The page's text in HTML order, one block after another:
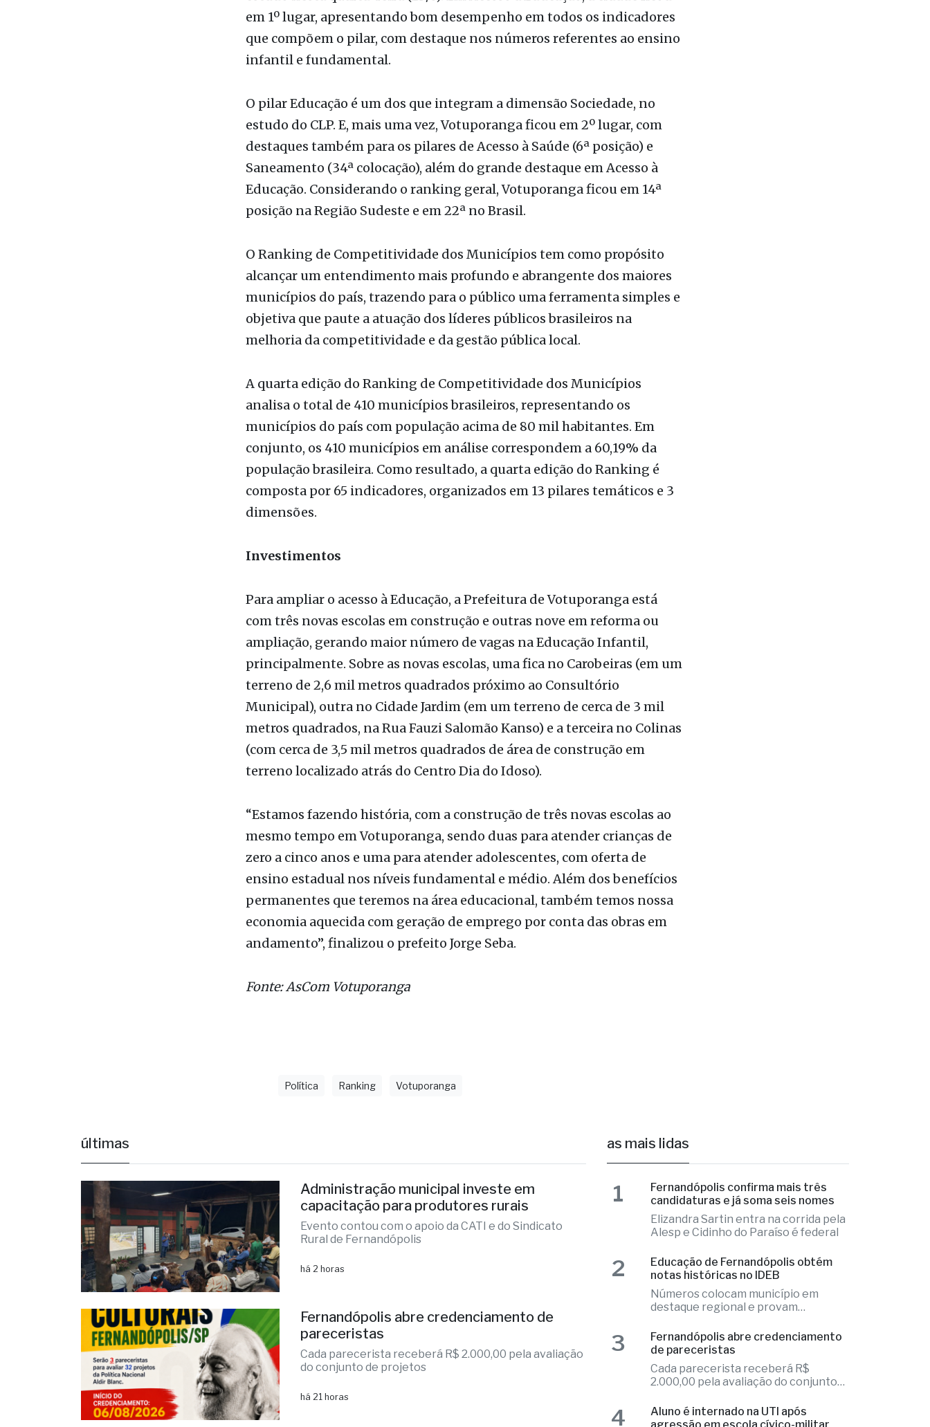
Votuporanga mais uma vez figura entre as primeiras cidades do Brasil
no Ranking de Competitividade dos Municípios do Centro de
Liderança Pública (CLP), que divulgou os resultados da 4ª edição do
em 1º lugar, apresentando bom desempenho em todos os indicadores
que compõem o pilar, com destaque nos números referentes ao ensino
infantil e fundamental.
O pilar Educação é um dos que integram a dimensão Sociedade, no
estudo do CLP. E, mais uma vez, Votuporanga ficou em 2º lugar, com
Saneamento (34ª colocação), além do grande destaque em Acesso à
Educação. Considerando o ranking geral, Votuporanga ficou em 14ª
posição na Região Sudeste e em 22ª no Brasil.
O Ranking de Competitividade dos Municípios tem como propósito
municípios do país, trazendo para o público uma ferramenta simples e
objetiva que paute a atuação dos líderes públicos brasileiros na
melhoria da competitividade e da gestão pública local.
A quarta edição do Ranking de Competitividade dos Municípios
analisa o total de 410 municípios brasileiros, representando os
municípios do país com população acima de 80 mil habitantes. Em
população brasileira. Como resultado, a quarta edição do Ranking é
dimensões.
Investimentos
Para ampliar o acesso à Educação, a Prefeitura de Votuporanga está
com três novas escolas em construção e outras nove em reforma ou
ampliação, gerando maior número de vagas na Educação Infantil,
principalmente. Sobre as novas escolas, uma fica no Carobeiras (em um
terreno de 2,6 mil metros quadrados próximo ao Consultório
metros quadrados, na Rua Fauzi Salomão Kanso) e a terceira no Colinas
(com cerca de 3,5 mil metros quadrados de área de construção em
terreno localizado atrás do Centro Dia do Idoso).
“Estamos fazendo história, com a construção de três novas escolas ao
mesmo tempo em Votuporanga, sendo duas para atender crianças de
zero a cinco anos e uma para atender adolescentes, com oferta de
permanentes que teremos na área educacional, também temos nossa
Fonte: AsCom Votuporanga
últimas
Evento contou com o apoio da CATI e do Sindicato
Rural de Fernandópolis
há 2 horas
as mais lidas
Fernandópolis confirma mais três
candidaturas e já soma seis nomes
Elizandra Sartin entra na corrida pela
1
Educação de Fernandópolis obtém
notas históricas no IDEB
Números colocam município em
excelência
2